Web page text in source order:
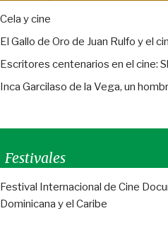
Cela y cine
El Gallo de Oro de Juan Rulfo y el
Escritores centenarios en el cine:
Inca Garcilaso de la Vega, un
Festivales
Festival Internacional de Cine
Dominicana y el Caribe